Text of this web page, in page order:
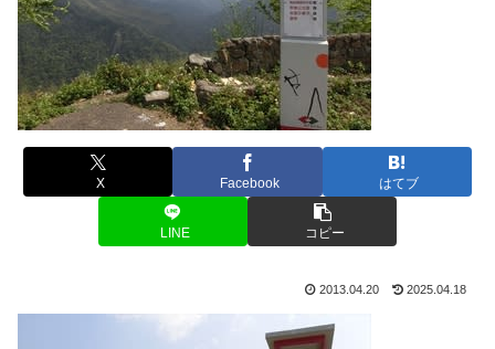
X Facebook はてブ
LINE コピー
2013.04.20 2025.04.18